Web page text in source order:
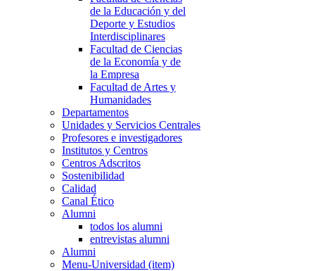
de la Educación y del
Deporte y Estudios
Interdisciplinares
Facultad de Ciencias
de la Economía y de
la Empresa
Facultad de Artes y
Humanidades
Departamentos
Unidades y Servicios Centrales
Profesores e investigadores
Institutos y Centros
Centros Adscritos
Sostenibilidad
Calidad
Canal Ético
Alumni
todos los alumni
entrevistas alumni
Alumni
Menu-Universidad (item)